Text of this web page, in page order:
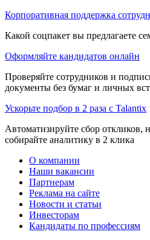
Корпоративная поддержка
Какой соцпакет вы предлагаете
Оформляйте кандидатов онлайн
Проверяйте сотрудников и
документы без бумаг и личных
Ускорьте подбор в 2 раза с Talantix
Автоматизируйте сбор откликов,
собирайте аналитику в 2 клика
О компании
Наши вакансии
Партнерам
Реклама на сайте
Новости и статьи
Инвесторам
Кандидаты по профессиям